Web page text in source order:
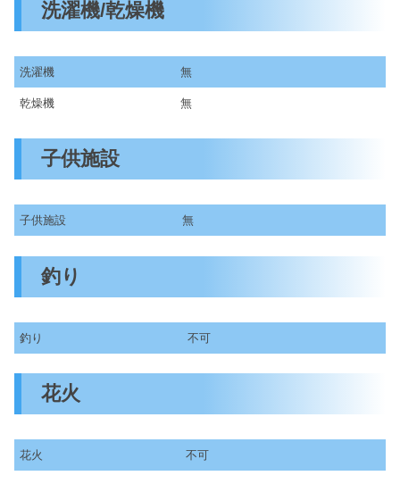
洗濯機/乾燥機
洗濯機 無
乾燥機 無
子供施設
子供施設 無
釣り
釣り 不可
花火
花火 不可